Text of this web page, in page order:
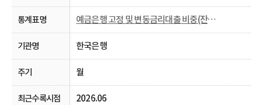
예금은행 고정 및 변동금리대출 비중(잔액 기준)
한국은행
월
2026.06